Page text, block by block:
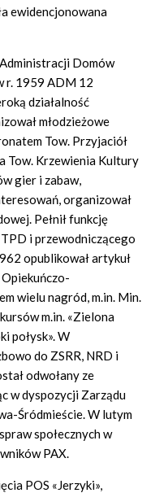
ewidencjonowana
Domów
r. 1959 ADM 12
działalność
młodzieżowe
Tow. Przyjaciół
Tow. Krzewienia Kultury
gier i zabaw,
organizował
Pełnił funkcję
i przewodniczącego
opublikował artykuł
wielu nagród, m.in. Min.
m.in. «Zielona
połysk». W
do ZSRR, NRD i
odwołany ze
w dyspozycji Zarządu
Śródmieście. W lutym
społecznych w
PAX.
POS «Jerzyki»,